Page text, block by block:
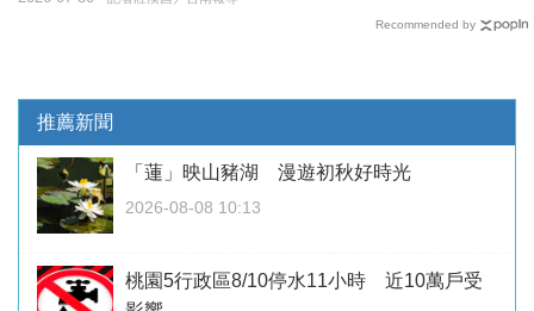
Recommended by
推薦新聞
「蓮」映山豬湖 漫遊初秋好時光
2026-08-08 10:13
桃園5行政區8/10停水11小時 近10萬戶受